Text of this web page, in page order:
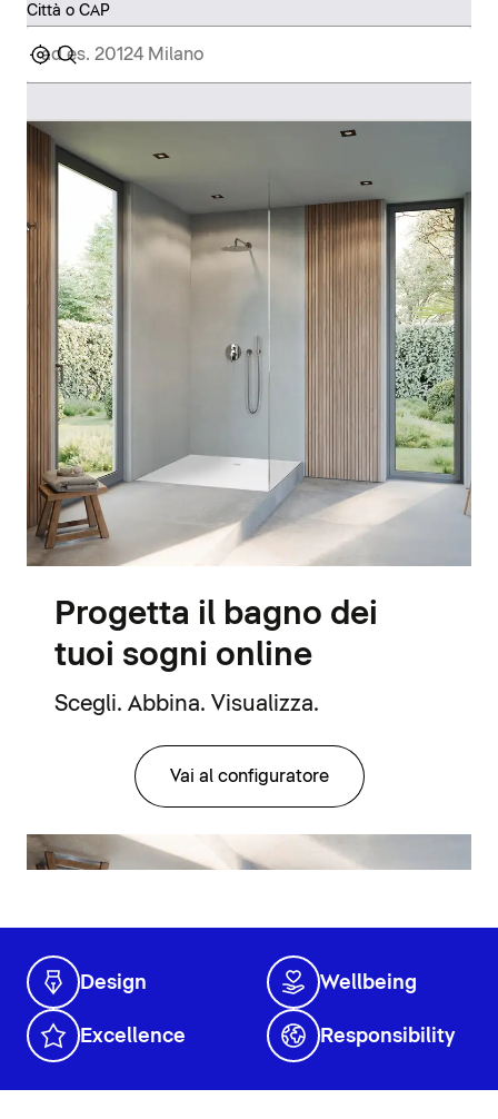
Città o CAP
Progetta il bagno dei
tuoi sogni online
Scegli. Abbina. Visualizza.
Vai al configuratore
Design Wellbeing
Excellence Responsibility